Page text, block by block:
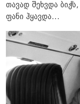
თავად შეხვდა
ფანი ჰყავდა…